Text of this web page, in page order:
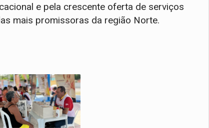
e pela crescente oferta de serviços
mais promissoras da região Norte.